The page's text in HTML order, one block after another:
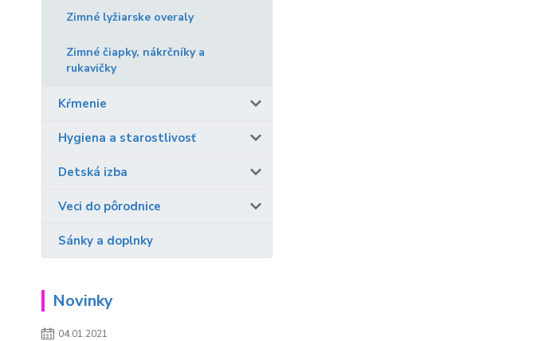
Zimné lyžiarske overaly
Zimné čiapky, nákrčníky a
rukavičky
Kŕmenie
Hygiena a starostlivosť
Detská izba
Veci do pôrodnice
Sánky a doplnky
Novinky
04.01.2021